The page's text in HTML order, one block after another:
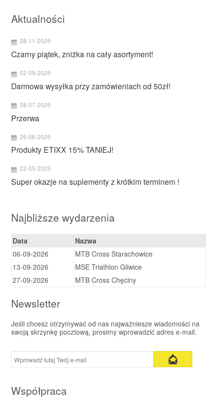
Aktualności
28-11-2025
Czarny piątek, zniżka na cały asortyment!
02-09-2025
Darmowa wysyłka przy zamówieniach od 50zł!
28-07-2025
Przerwa
26-06-2025
Produkty ETIXX 15% TANIEJ!
22-05-2025
Super okazje na suplementy z krótkim terminem !
Najbliższe wydarzenia
Data
Nazwa
06-09-2026
MTB Cross Starachowice
13-09-2026
MSE Triathlon Gliwice
27-09-2026
MTB Cross Chęciny
Newsletter
Jeśli chcesz otrzymywać od nas najważniesze wiadomości na
swoją skrzynkę pocztową, prosimy wprowadzić adres e-mail.
Współpraca